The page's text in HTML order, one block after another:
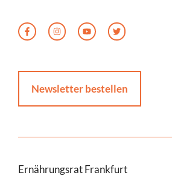
Newsletter bestellen
Ernährungsrat Frankfurt